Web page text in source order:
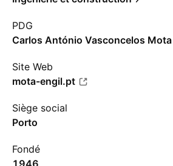
PDG
Carlos António Vasconcelos
Site Web
mota-engil.pt
Siège social
Porto
Fondé
1946